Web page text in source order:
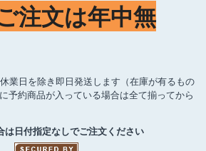
注文は年中無
業日を除き即日発送します（在庫が有るもの
予約商品が入っている場合は全て揃ってから
は日付指定なしでご注文ください